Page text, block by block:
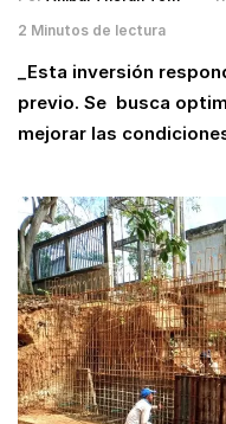
2 Minutos de lectura
_Esta inversión
previo. Se busca
mejorar las